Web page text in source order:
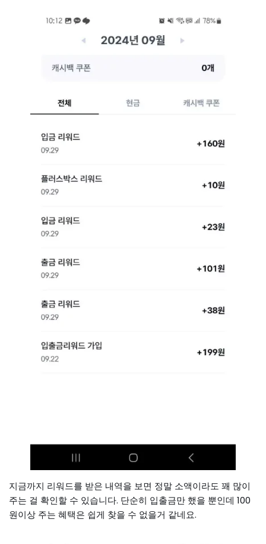
지금까지 리워드를 받은 내역을 보면 정말 소액이라도 꽤 많이
주는 걸 확인할 수 있습니다. 단순히 입출금만 했을 뿐인데 100
원이상 주는 혜택은 쉽게 찾을 수 없을거 같네요.